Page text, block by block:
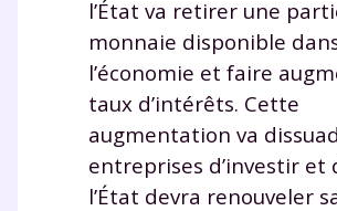
l’État va retirer une
monnaie disponible
l’économie et faire
taux d’intérêts. Cette
augmentation va
entreprises d’investir et
l’État devra renouveler